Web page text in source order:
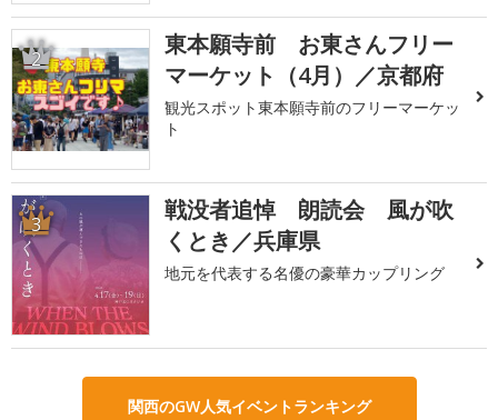
2
東本願寺前 お東さんフリー
マーケット（4月）／京都府
観光スポット東本願寺前のフリーマーケッ
ト
3
戦没者追悼 朗読会 風が吹
くとき／兵庫県
地元を代表する名優の豪華カップリング
関西のGW人気イベントランキング